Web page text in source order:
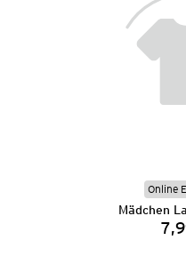
Online
Mädchen